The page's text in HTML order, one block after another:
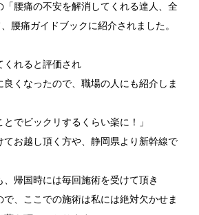
「腰痛の不安を解消してくれる達人、全
腰痛ガイドブックに紹介されました。
くれると評価され
良くなったので、職場の人にも紹介しま
とでビックリするくらい楽に！」
てお越し頂く方や、静岡県より新幹線で
帰国時には毎回施術を受けて頂き
で、ここでの施術は私には絶対欠かせま